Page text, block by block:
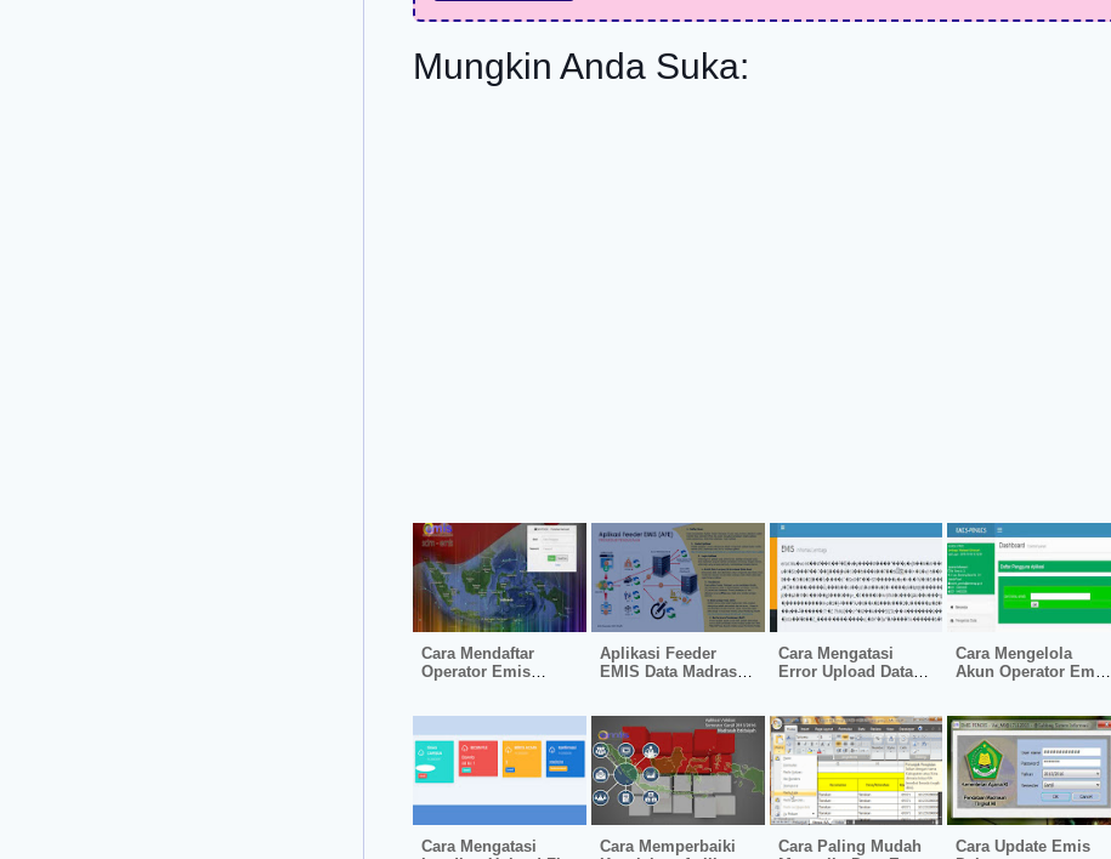
Mungkin Anda Suka:
Cara Mendaftar
Operator Emis
Aplikasi Feeder
EMIS Data Madrasah
Cara Mengatasi
Error Upload Data
Cara Mengelola
Akun Operator Emis
Cara Mengatasi
Cara Memperbaiki
Cara Paling Mudah
Cara Update Emis